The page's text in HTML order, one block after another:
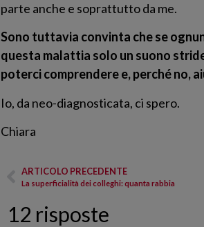
parte anche e soprattutto da me.
Sono tuttavia convinta che se
questa malattia solo un suono
poterci comprendere e, perché no,
Io, da neo-diagnosticata, ci spero.
Chiara
ARTICOLO PRECEDENTE
La superficialità dei colleghi: quanta rabbia
12 risposte